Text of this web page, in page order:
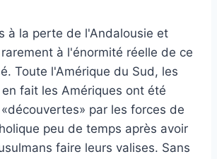
à la perte de l'Andalousie et
à l'énormité réelle de ce
Toute l'Amérique du Sud, les
fait les Amériques ont été
par les forces de
peu de temps après avoir
faire leurs valises. Sans